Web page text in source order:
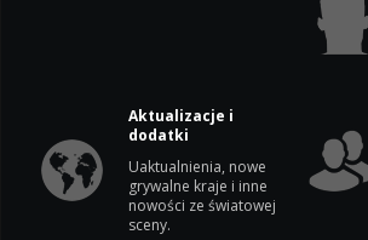
Aktualizacje i
dodatki
Uaktualnienia, nowe
grywalne kraje i inne
nowości ze światowej
sceny.